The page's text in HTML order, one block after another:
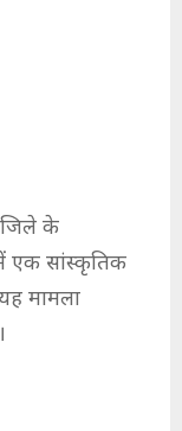
जिले के
में एक सांस्कृतिक
मामला